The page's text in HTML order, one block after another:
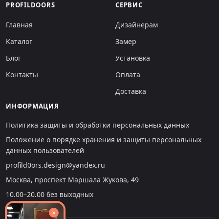
PROFILDOORS
Главная
Каталог
Блог
Контакты
СЕРВИС
Дизайнерам
Замер
Установка
Оплата
Доставка
ИНФОРМАЦИЯ
Политика защиты и обработки персональных данных
Положение о порядке хранения и защиты персональных
данных пользователей
profild0ors.design@yandex.ru
Москва, проспект Маршала Жукова, 49
10.00–20.00 без выходных
×